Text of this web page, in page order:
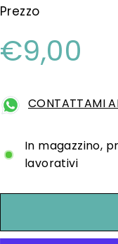
Prezzo
Prezzo
di
€9,00
CONTATTAMI
In magazzino,
lavorativi